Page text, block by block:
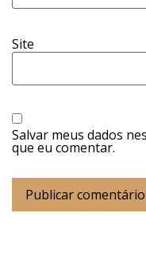
Site
Salvar meus dados
que eu comentar.